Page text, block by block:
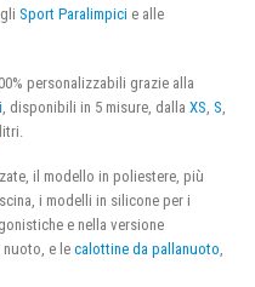
Sport Paralimpici e alle
personalizzabili grazie alla
, disponibili in 5 misure, dalla XS S
litri.
il modello in poliestere, più
i modelli in silicone per i
e nella versione
e le calottine da pallanuoto,